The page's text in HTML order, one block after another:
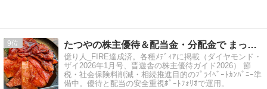
9 たつやの株主優待＆配当金・分配金で まったりライフ！
億り人_FIRE達成済。各種ﾒﾃﾞｨｱに掲載（ダイヤモンド・
ザイ2026年1月号、晋遊舎の株主優待ガイド2026） 節
税・社会保険料削減・相続推進目的のﾌﾟﾗｲﾍﾞｰﾄｶﾝﾊﾟﾆｰ準
備中。優待と配当の安全重視ﾎﾟｰﾄﾌｫﾘｵで運用。